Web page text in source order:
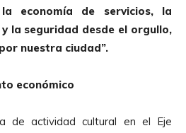
economía de servicios, la
la seguridad desde el orgullo,
nuestra ciudad”.
económico
de actividad cultural en el Eje